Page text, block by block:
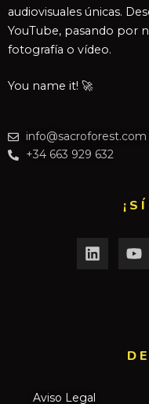
audiovisuales únicas.
YouTube, pasando por
fotografía o vídeo.
You name it! 🚀
info@sacroforest.com
+34 663 929 632
Aviso Legal